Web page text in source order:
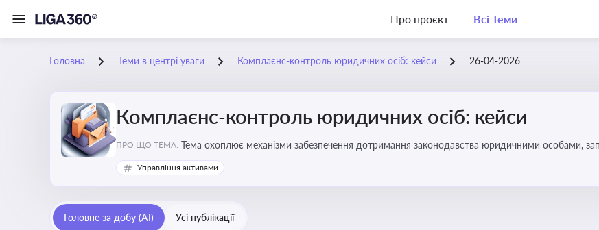
Про проєкт Всі Теми
Головна Теми в центрі уваги Комплаєнс-контроль юридичних осіб: кейси 26-04-2026
Комплаєнс-контроль юридичних осіб: кейси
ПРО ЩО ТЕМА: Тема охоплює механізми забезпечення дотримання законодавства юридичними особами,
діяльності
Управління активами
Головне за добу (AI) Усі публікації